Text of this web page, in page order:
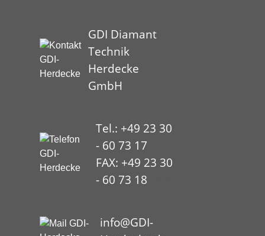
GDI Diamant
Technik
Herdecke
GmbH
Tel.: +49 23 30
- 60 73 17
FAX: +49 23 30
- 60 73 18
info@GDI-